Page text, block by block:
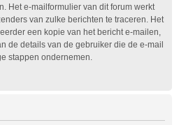
Het e-mailformulier van dit forum werkt
van zulke berichten te traceren. Het
een kopie van het bericht e-mailen,
de details van de gebruiker die de e-mail
stappen ondernemen.